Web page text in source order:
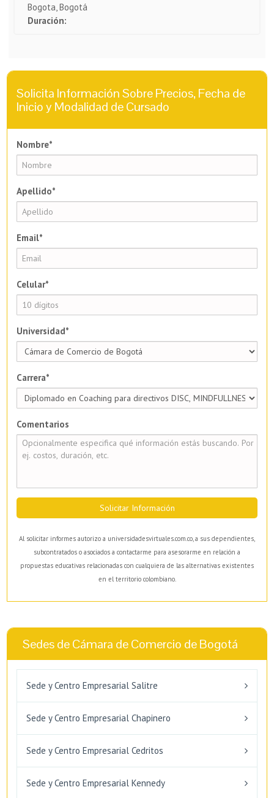
Bogota, Bogotá
Duración:
Solicita Información Sobre Precios, Fecha de
Inicio y Modalidad de Cursado
Nombre*
Apellido*
Email*
Celular*
Universidad*
Carrera*
Comentarios
Solicitar Información
Al solicitar informes autorizo a universidadesvirtuales.com.co, a sus dependientes,
subcontratados o asociados a contactarme para asesorarme en relación a
propuestas educativas relacionadas con cualquiera de las alternativas existentes
en el territorio colombiano.
Sedes de Cámara de Comercio de Bogotá
Sede y Centro Empresarial Salitre
Sede y Centro Empresarial Chapinero
Sede y Centro Empresarial Cedritos
Sede y Centro Empresarial Kennedy